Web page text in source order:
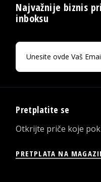
Najvažnije biznis
inboksu
Pretplatite se
Otkrijte priče koje
PRETPLATA NA